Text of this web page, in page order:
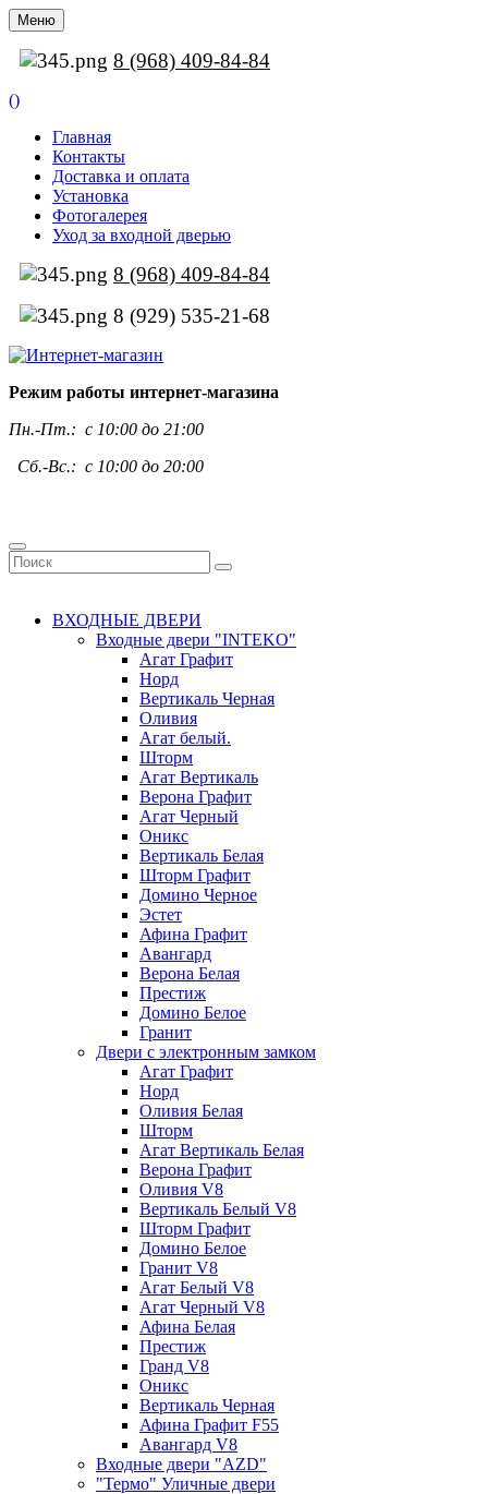
Меню
8 (968) 409-84-84
()
Главная
Контакты
Доставка и оплата
Установка
Фотогалерея
Уход за входной дверью
8 (968) 409-84-84
8 (929) 535-21-68
Режим работы интернет-магазина
Пн.-Пт.: с 10:00 до 21:00
Сб.-Вс.: с 10:00 до 20:00
ВХОДНЫЕ ДВЕРИ
Входные двери "INTEKO"
Агат Графит
Норд
Вертикаль Черная
Оливия
Агат белый.
Шторм
Агат Вертикаль
Верона Графит
Агат Черный
Оникс
Вертикаль Белая
Шторм Графит
Домино Черное
Эстет
Афина Графит
Авангард
Верона Белая
Престиж
Домино Белое
Гранит
Двери с электронным замком
Агат Графит
Норд
Оливия Белая
Шторм
Агат Вертикаль Белая
Верона Графит
Оливия V8
Вертикаль Белый V8
Шторм Графит
Домино Белое
Гранит V8
Агат Белый V8
Агат Черный V8
Афина Белая
Престиж
Гранд V8
Оникс
Вертикаль Черная
Афина Графит F55
Авангард V8
Входные двери "AZD"
"Термо" Уличные двери